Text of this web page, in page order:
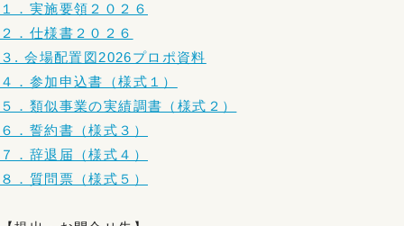
１．実施要領２０２６
２．仕様書２０２６
３. 会場配置図2026プロポ資料
４．参加申込書（様式１）
５．類似事業の実績調書（様式２）
６．誓約書（様式３）
７．辞退届（様式４）
８．質問票（様式５）